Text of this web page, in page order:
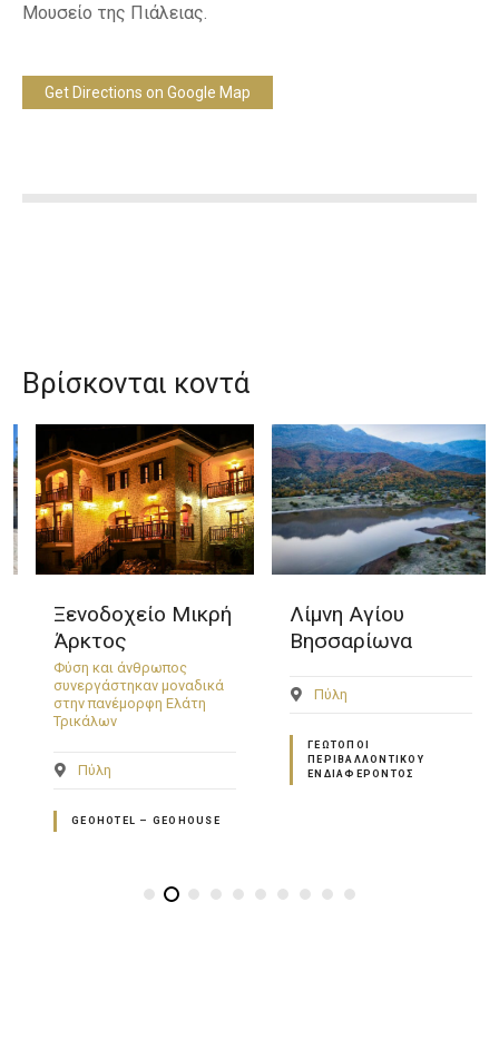
Μουσείο της Πιάλειας.
Get Directions on Google Map
Βρίσκονται κοντά
Ξενοδοχείο Μικρή
Άρκτος
Φύση και άνθρωπος
συνεργάστηκαν μοναδικά
στην πανέμορφη Ελάτη
Τρικάλων
Πύλη
GEOHOTEL – GEOHOUSE
Λίμνη Αγίου
Βησσαρίωνα
Πύλη
ΓΕΏΤΟΠΟΙ
ΠΕΡΙΒΑΛΛΟΝΤΙΚΟΎ
ΕΝΔΙΑΦΈΡΟΝΤΟΣ